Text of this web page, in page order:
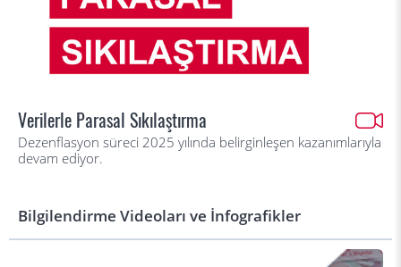
Verilerle Parasal Sıkılaştırma
Dezenflasyon süreci 2025 yılında belirginleşen kazanımlarıyla
devam ediyor.
Bilgilendirme Videoları ve İnfografikler